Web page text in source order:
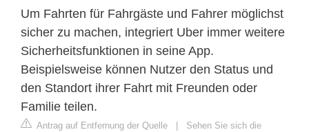
Um Fahrten für Fahrgäste und Fahrer möglichst
sicher zu machen, integriert Uber immer weitere
Sicherheitsfunktionen in seine App.
Beispielsweise können Nutzer den Status und
den Standort ihrer Fahrt mit Freunden oder
Familie teilen.
Antrag auf Entfernung der Quelle
Sehen Sie sich die